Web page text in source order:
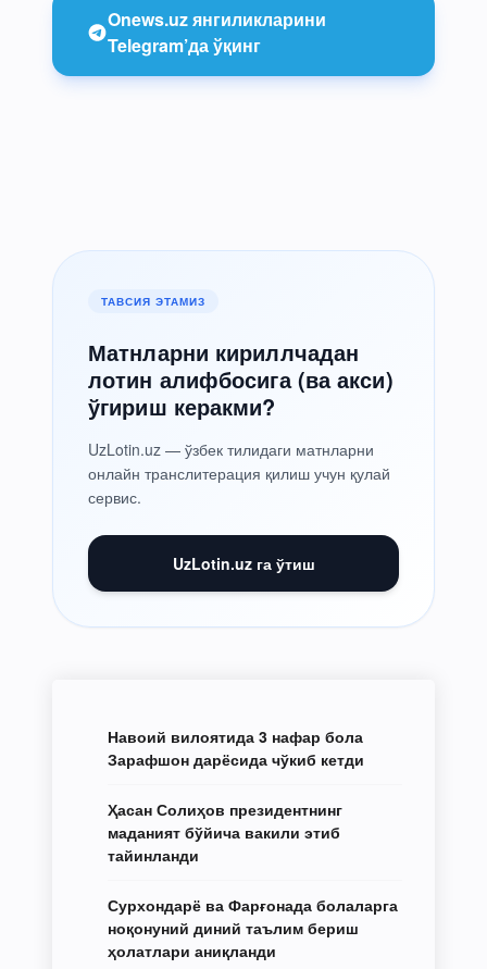
Onews.uz янгиликларини
Telegram’да ўқинг
ТАВСИЯ ЭТАМИЗ
Матнларни кириллчадан
лотин алифбосига (ва акси)
ўгириш керакми?
UzLotin.uz — ўзбек тилидаги матнларни
онлайн транслитерация қилиш учун қулай
сервис.
UzLotin.uz га ўтиш
Навоий вилоятида 3 нафар бола
Зарафшон дарёсида чўкиб кетди
Ҳасан Солиҳов президентнинг
маданият бўйича вакили этиб
тайинланди
Сурхондарё ва Фарғонада болаларга
ноқонуний диний таълим бериш
ҳолатлари аниқланди